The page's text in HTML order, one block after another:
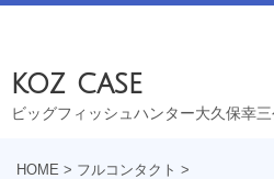
koz case
ビッグフィッシュハンター大久保幸
HOME > フルコンタクト >